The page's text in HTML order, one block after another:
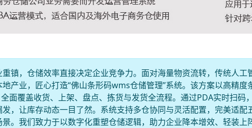
镇，仓储效率直接决定企业竞争力。面对海量物资流转，传统人工
产业，匠心打造“佛山条形码wms仓储管理”系统。该方案以高精度
面覆盖收货、上架、盘点、拣货与发货全流程。通过PDA实时扫码
，让库存动态一目了然。系统支持多仓协同与灵活配置，完美适配
。我们致力于以数字化重塑仓储逻辑，助力企业降本增效、轻装上